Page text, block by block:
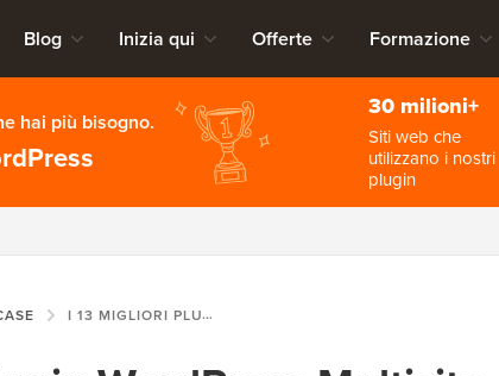
Blog Inizia qui Offerte Formazione
hai più bisogno.
30 milioni+
Siti web che
utilizzano i nostri
plugin
I 13 MIGLIORI PLUGIN WORDPRESS MULTISITE DA UTILIZZARE (SCELTA DA ESPERTI)